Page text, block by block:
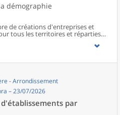
démographie
de créations d'entreprises et
tous les territoires et réparties
légale.
- Arrondissement
– 23/07/2026
par